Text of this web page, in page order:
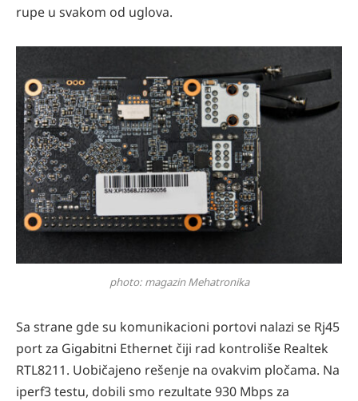
rupe u svakom od uglova.
photo: magazin Mehatronika
Sa strane gde su komunikacioni portovi nalazi se Rj45
port za Gigabitni Ethernet čiji rad kontroliše Realtek
RTL8211. Uobičajeno rešenje na ovakvim pločama. Na
iperf3 testu, dobili smo rezultate 930 Mbps za